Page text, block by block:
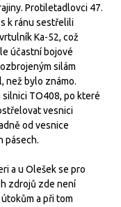
Protiletadlovci 47.
k ránu sestřelili
Ka-52, což
účastní bojové
silám
než bylo známo.
TO408, po které
vesnici
od vesnice
pásech.
a u Olešek se pro
zdrojů zde není
a při tom